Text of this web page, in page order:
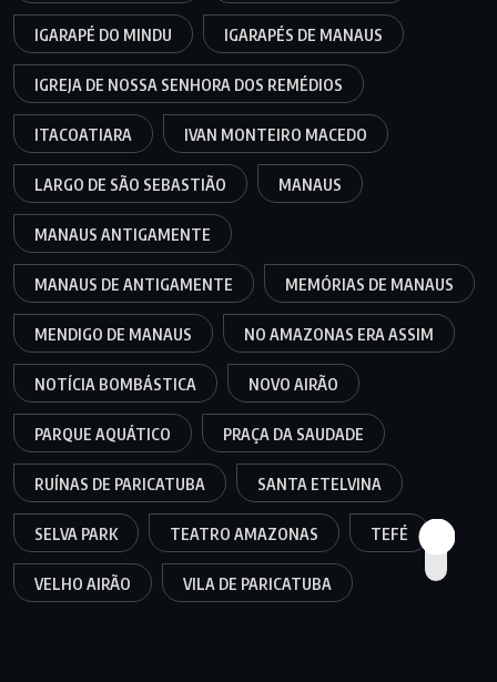
IGARAPÉ DO MINDU IGARAPÉS DE MANAUS
IGREJA DE NOSSA SENHORA DOS REMÉDIOS
ITACOATIARA IVAN MONTEIRO MACEDO
LARGO DE SÃO SEBASTIÃO MANAUS
MANAUS ANTIGAMENTE
MANAUS DE ANTIGAMENTE MEMÓRIAS DE MANAUS
MENDIGO DE MANAUS NO AMAZONAS ERA ASSIM
NOTÍCIA BOMBÁSTICA NOVO AIRÃO
PARQUE AQUÁTICO PRAÇA DA SAUDADE
RUÍNAS DE PARICATUBA SANTA ETELVINA
SELVA PARK TEATRO AMAZONAS TEFÉ
VELHO AIRÃO VILA DE PARICATUBA